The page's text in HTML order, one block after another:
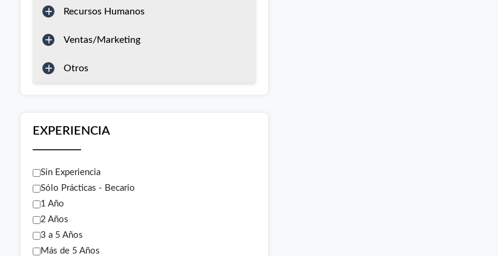
Recursos Humanos
Ventas/Marketing
Otros
EXPERIENCIA
Sin Experiencia
Sólo Prácticas - Becario
1 Año
2 Años
3 a 5 Años
Más de 5 Años